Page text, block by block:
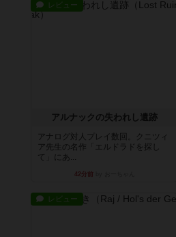
レビュー
アルナックの失われし遺跡
アナログ対人プレイ数回。クニツィ
ア先生の名作「エルドラドを探し
て」にあ...
42分前
レビュー